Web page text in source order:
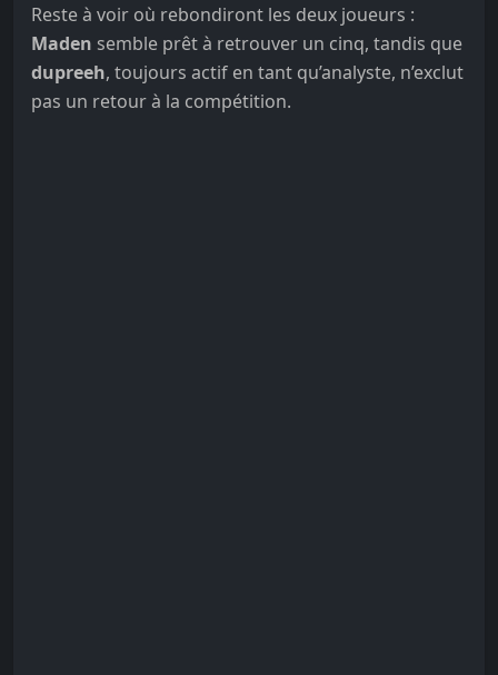
Reste à voir où rebondiront les deux joueurs :
Maden semble prêt à retrouver un cinq, tandis que
dupreeh, toujours actif en tant qu’analyste, n’exclut
pas un retour à la compétition.